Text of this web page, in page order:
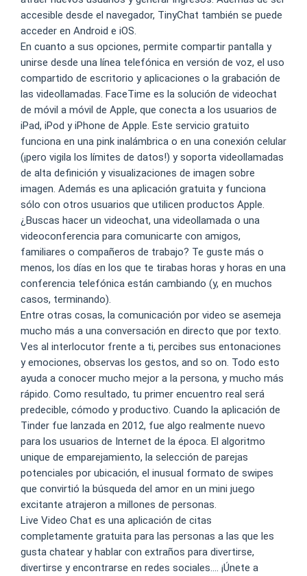
accesible desde el navegador, TinyChat también se puede
acceder en Android e iOS.
En cuanto a sus opciones, permite compartir pantalla y
unirse desde una línea telefónica en versión de voz, el uso
compartido de escritorio y aplicaciones o la grabación de
las videollamadas. FaceTime es la solución de videochat
de móvil a móvil de Apple, que conecta a los usuarios de
iPad, iPod y iPhone de Apple. Este servicio gratuito
funciona en una pink inalámbrica o en una conexión celular
(¡pero vigila los límites de datos!) y soporta videollamadas
de alta definición y visualizaciones de imagen sobre
imagen. Además es una aplicación gratuita y funciona
sólo con otros usuarios que utilicen productos Apple.
¿Buscas hacer un videochat, una videollamada o una
videoconferencia para comunicarte con amigos,
familiares o compañeros de trabajo? Te guste más o
menos, los días en los que te tirabas horas y horas en una
conferencia telefónica están cambiando (y, en muchos
casos, terminando).
Entre otras cosas, la comunicación por video se asemeja
mucho más a una conversación en directo que por texto.
Ves al interlocutor frente a ti, percibes sus entonaciones
y emociones, observas los gestos, and so on. Todo esto
ayuda a conocer mucho mejor a la persona, y mucho más
rápido. Como resultado, tu primer encuentro real será
predecible, cómodo y productivo. Cuando la aplicación de
Tinder fue lanzada en 2012, fue algo realmente nuevo
para los usuarios de Internet de la época. El algoritmo
unique de emparejamiento, la selección de parejas
potenciales por ubicación, el inusual formato de swipes
que convirtió la búsqueda del amor en un mini juego
excitante atrajeron a millones de personas.
Live Video Chat es una aplicación de citas
completamente gratuita para las personas a las que les
gusta chatear y hablar con extraños para divertirse,
divertirse y encontrarse en redes sociales…. ¡Únete a